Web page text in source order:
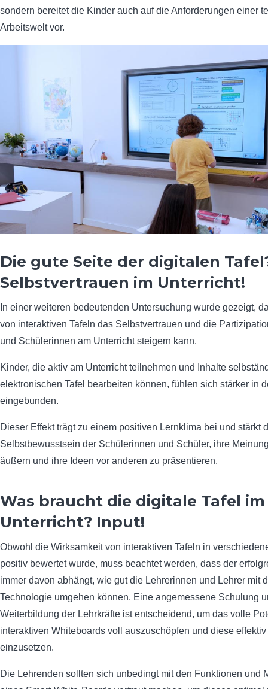
sondern bereitet die Kinder auch auf die Anforderungen einer
Arbeitswelt vor.
Die gute Seite der digitalen
Selbstvertrauen im Unterricht!
In einer weiteren bedeutenden Untersuchung wurde gezeigt,
von interaktiven Tafeln das Selbstvertrauen und die
und Schülerinnen am Unterricht steigern kann.
Kinder, die aktiv am Unterricht teilnehmen und Inhalte
elektronischen Tafel bearbeiten können, fühlen sich stärker in
eingebunden.
Dieser Effekt trägt zu einem positiven Lernklima bei und stärkt
Selbstbewusstsein der Schülerinnen und Schüler, ihre
äußern und ihre Ideen vor anderen zu präsentieren.
Was braucht die digitale Tafel im
Unterricht? Input!
Obwohl die Wirksamkeit von interaktiven Tafeln in
positiv bewertet wurde, muss beachtet werden, dass der
immer davon abhängt, wie gut die Lehrerinnen und Lehrer mit
Technologie umgehen können. Eine angemessene Schulung
Weiterbildung der Lehrkräfte ist entscheidend, um das volle
interaktiven Whiteboards voll auszuschöpfen und diese
einzusetzen.
Die Lehrenden sollten sich unbedingt mit den Funktionen und